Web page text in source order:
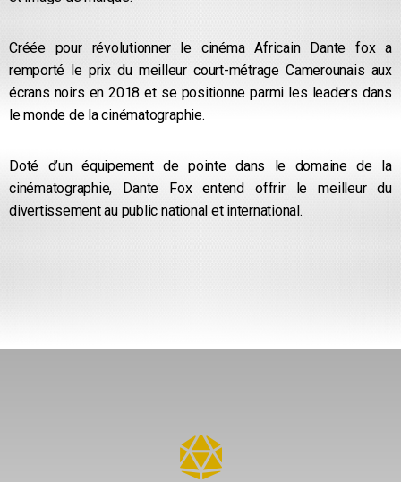
Créée pour révolutionner le cinéma Africain Dante fox a
remporté le prix du meilleur court-métrage Camerounais aux
écrans noirs en 2018 et se positionne parmi les leaders dans
le monde de la cinématographie.
Doté d’un équipement de pointe dans le domaine de la
cinématographie, Dante Fox entend offrir le meilleur du
divertissement au public national et international.